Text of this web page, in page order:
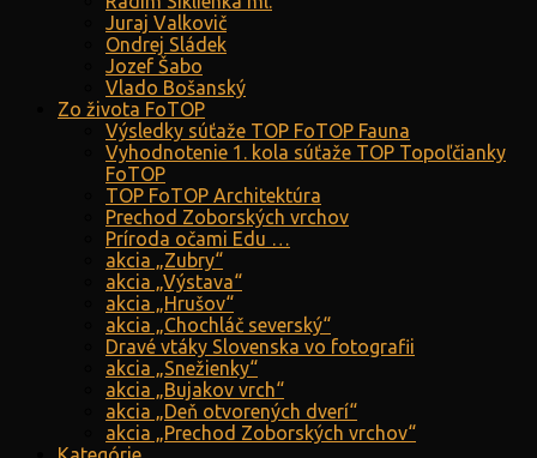
Juraj Valkovič
Ondrej Sládek
Jozef Šabo
Vlado Bošanský
Zo života FoTOP
Výsledky súťaže TOP FoTOP Fauna
Vyhodnotenie 1. kola súťaže TOP Topoľčianky
FoTOP
TOP FoTOP Architektúra
Prechod Zoborských vrchov
Príroda očami Edu …
akcia „Zubry“
akcia „Výstava“
akcia „Hrušov“
akcia „Chochláč severský“
Dravé vtáky Slovenska vo fotografii
akcia „Snežienky“
akcia „Bujakov vrch“
akcia „Deň otvorených dverí“
akcia „Prechod Zoborských vrchov“